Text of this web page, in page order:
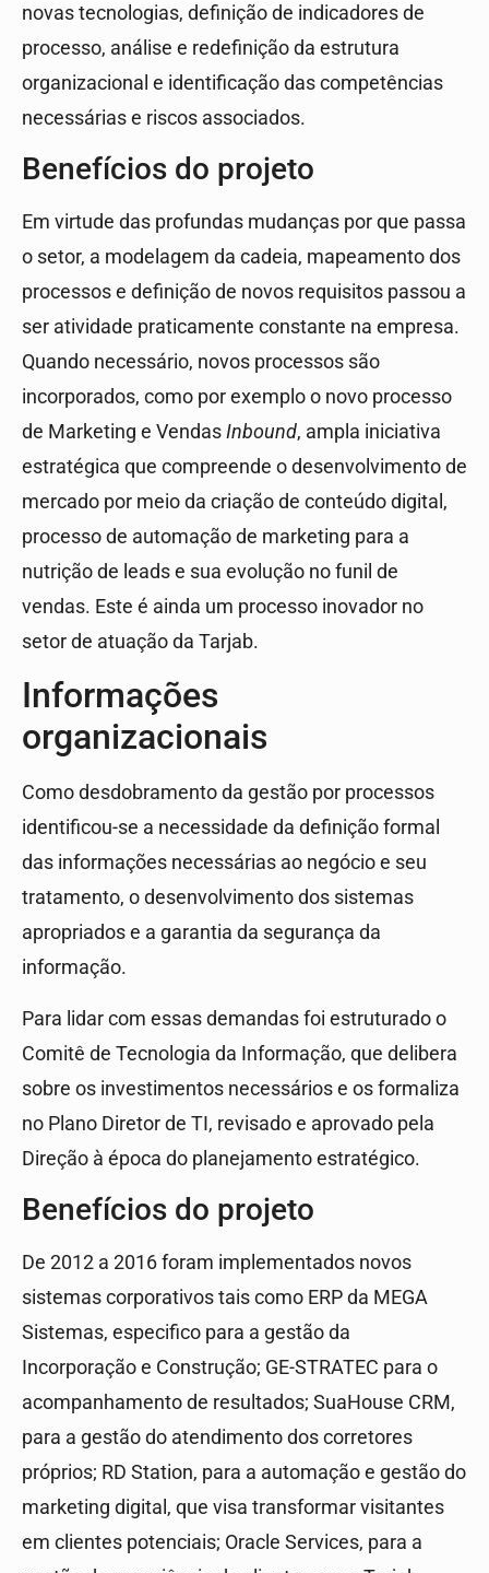
novas tecnologias, definição de indicadores de
processo, análise e redefinição da estrutura
organizacional e identificação das competências
necessárias e riscos associados.
Benefícios do projeto
Em virtude das profundas mudanças por que passa
o setor, a modelagem da cadeia, mapeamento dos
processos e definição de novos requisitos passou a
ser atividade praticamente constante na empresa.
Quando necessário, novos processos são
incorporados, como por exemplo o novo processo
de Marketing e Vendas Inbound, ampla iniciativa
estratégica que compreende o desenvolvimento de
mercado por meio da criação de conteúdo digital,
processo de automação de marketing para a
nutrição de leads e sua evolução no funil de
vendas. Este é ainda um processo inovador no
setor de atuação da Tarjab.
Informações
organizacionais
Como desdobramento da gestão por processos
identificou-se a necessidade da definição formal
das informações necessárias ao negócio e seu
tratamento, o desenvolvimento dos sistemas
apropriados e a garantia da segurança da
informação.
Para lidar com essas demandas foi estruturado o
Comitê de Tecnologia da Informação, que delibera
sobre os investimentos necessários e os formaliza
no Plano Diretor de TI, revisado e aprovado pela
Direção à época do planejamento estratégico.
Benefícios do projeto
De 2012 a 2016 foram implementados novos
sistemas corporativos tais como ERP da MEGA
Sistemas, especifico para a gestão da
Incorporação e Construção; GE-STRATEC para o
acompanhamento de resultados; SuaHouse CRM,
para a gestão do atendimento dos corretores
próprios; RD Station, para a automação e gestão do
marketing digital, que visa transformar visitantes
em clientes potenciais; Oracle Services, para a